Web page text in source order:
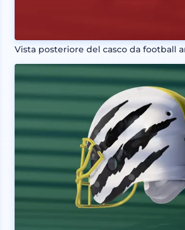
Vista posteriore del casco da football